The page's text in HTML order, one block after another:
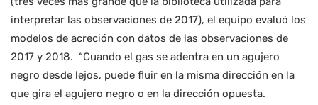
interpretar las observaciones de 2017), el equipo evaluó los
modelos de acreción con datos de las observaciones de
2017 y 2018. “Cuando el gas se adentra en un agujero
negro desde lejos, puede fluir en la misma dirección en la
que gira el agujero negro o en la dirección opuesta.